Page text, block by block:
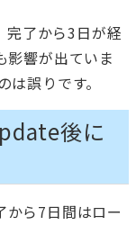
了から3日が経
響が出ていま
誤りです。
後に
ら7日間はロー